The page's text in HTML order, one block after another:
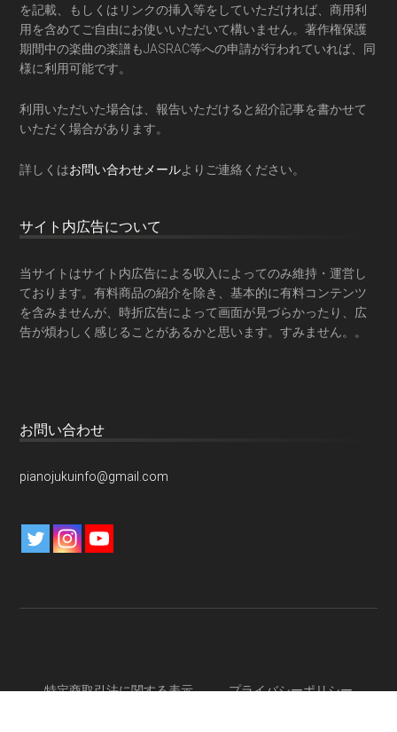
を記載、もしくはリンクの挿入等をしていただければ、商用利
用を含めてご自由にお使いいただいて構いません。著作権保護
期間中の楽曲の楽譜もJASRAC等への申請が行われていれば、同
様に利用可能です。
利用いただいた場合は、報告いただけると紹介記事を書かせて
いただく場合があります。
詳しくはお問い合わせメールよりご連絡ください。
サイト内広告について
当サイトはサイト内広告による収入によってのみ維持・運営し
ております。有料商品の紹介を除き、基本的に有料コンテンツ
を含みませんが、時折広告によって画面が見づらかったり、広
告が煩わしく感じることがあるかと思います。すみません。。
お問い合わせ
pianojukuinfo@gmail.com
特定商取引法に関する表示 プライバシーポリシー